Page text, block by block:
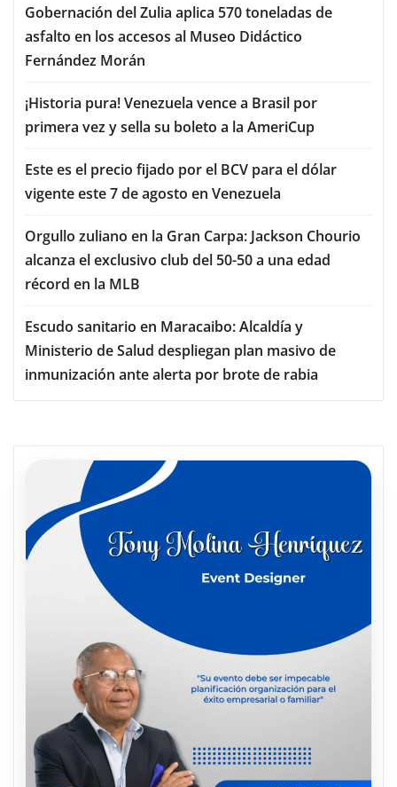
Gobernación del Zulia aplica 570 toneladas de
asfalto en los accesos al Museo Didáctico
Fernández Morán
¡Historia pura! Venezuela vence a Brasil por
primera vez y sella su boleto a la AmeriCup
Este es el precio fijado por el BCV para el dólar
vigente este 7 de agosto en Venezuela
Orgullo zuliano en la Gran Carpa: Jackson Chourio
alcanza el exclusivo club del 50-50 a una edad
récord en la MLB
Escudo sanitario en Maracaibo: Alcaldía y
Ministerio de Salud despliegan plan masivo de
inmunización ante alerta por brote de rabia